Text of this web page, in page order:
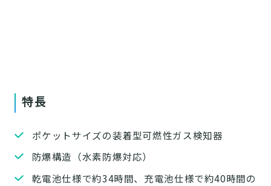
特長
ポケットサイズの装着型可燃性ガス検知器
防爆構造（水素防爆対応）
乾電池仕様で約34時間、充電池仕様で約40時間の